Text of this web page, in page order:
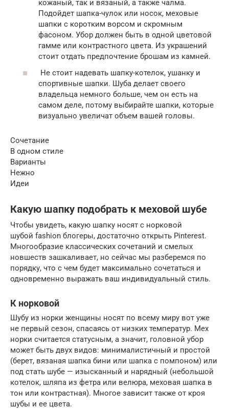
кожаный, так и вязаный, а также чалма.
Подойдет шапка-чулок или носок, меховые
шапки с коротким ворсом и скромным
фасоном. Убор должен быть в одной цветовой
гамме или контрастного цвета. Из украшений
стоит отдать предпочтение брошам из камней.
Не стоит надевать шапку-котелок, ушанку и
спортивные шапки. Шуба делает своего
владельца немного больше, чем он есть на
самом деле, потому выбирайте шапки, которые
визуально увеличат объем вашей головы.
Сочетание
В одном стиле
Варианты
Нежно
Идеи
Какую шапку подобрать к меховой шубе
Чтобы увидеть, какую шапку носят с норковой
шубой fashion блогеры, достаточно открыть Pinterest.
Многообразие классических сочетаний и смелых
новшеств зашкаливает, но сейчас мы разберемся по
порядку, что с чем будет максимально сочетаться и
одновременно выражать ваш индивидуальный стиль.
К норковой
Шубу из норки женщины носят по всему миру вот уже
не первый сезон, спасаясь от низких температур. Мех
норки считается статусным, а значит, головной убор
может быть двух видов: минималистичный и простой
(берет, вязаная шапка бини или шапка с помпоном) или
под стать шубе — изысканный и нарядный (небольшой
котелок, шляпа из фетра или велюра, меховая шапка в
тон или контрастная). Многое зависит также от кроя
шубы и ее цвета.